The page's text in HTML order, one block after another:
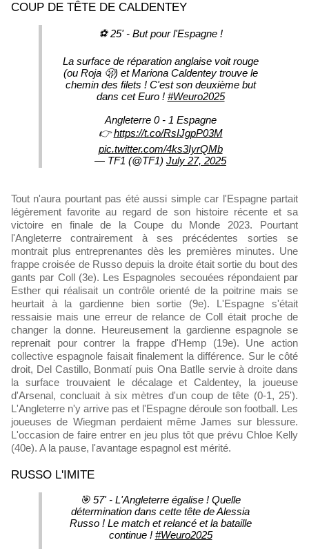
COUP DE TÊTE DE CALDENTEY
⚽️ 25' - But pour l'Espagne !
La surface de réparation anglaise voit rouge
(ou Roja 🫢) et Mariona Caldentey trouve le
chemin des filets ! C'est son deuxième but
dans cet Euro ! #Weuro2025
Angleterre 0 - 1 Espagne
👉https://t.co/RsIJgpP03M
pic.twitter.com/4ks3IyrQMb
— TF1 (@TF1) July 27, 2025
Tout n'aura pourtant pas été aussi simple car l'Espagne partait
légèrement favorite au regard de son histoire récente et sa
victoire en finale de la Coupe du Monde 2023. Pourtant
l'Angleterre contrairement à ses précédentes sorties se
montrait plus entreprenantes dès les premières minutes. Une
frappe croisée de Russo depuis la droite était sortie du bout des
gants par Coll (3e). Les Espagnoles secouées répondaient par
Esther qui réalisait un contrôle orienté de la poitrine mais se
heurtait à la gardienne bien sortie (9e). L'Espagne s'était
ressaisie mais une erreur de relance de Coll était proche de
changer la donne. Heureusement la gardienne espagnole se
reprenait pour contrer la frappe d'Hemp (19e). Une action
collective espagnole faisait finalement la différence. Sur le côté
droit, Del Castillo, Bonmatí puis Ona Batlle servie à droite dans
la surface trouvaient le décalage et Caldentey, la joueuse
d'Arsenal, concluait à six mètres d'un coup de tête (0-1, 25').
L'Angleterre n'y arrive pas et l'Espagne déroule son football. Les
joueuses de Wiegman perdaient même James sur blessure.
L'occasion de faire entrer en jeu plus tôt que prévu Chloe Kelly
(40e). A la pause, l'avantage espagnol est mérité.
RUSSO L'IMITE
🎯 57' - L'Angleterre égalise ! Quelle
détermination dans cette tête de Alessia
Russo ! Le match et relancé et la bataille
continue ! #Weuro2025